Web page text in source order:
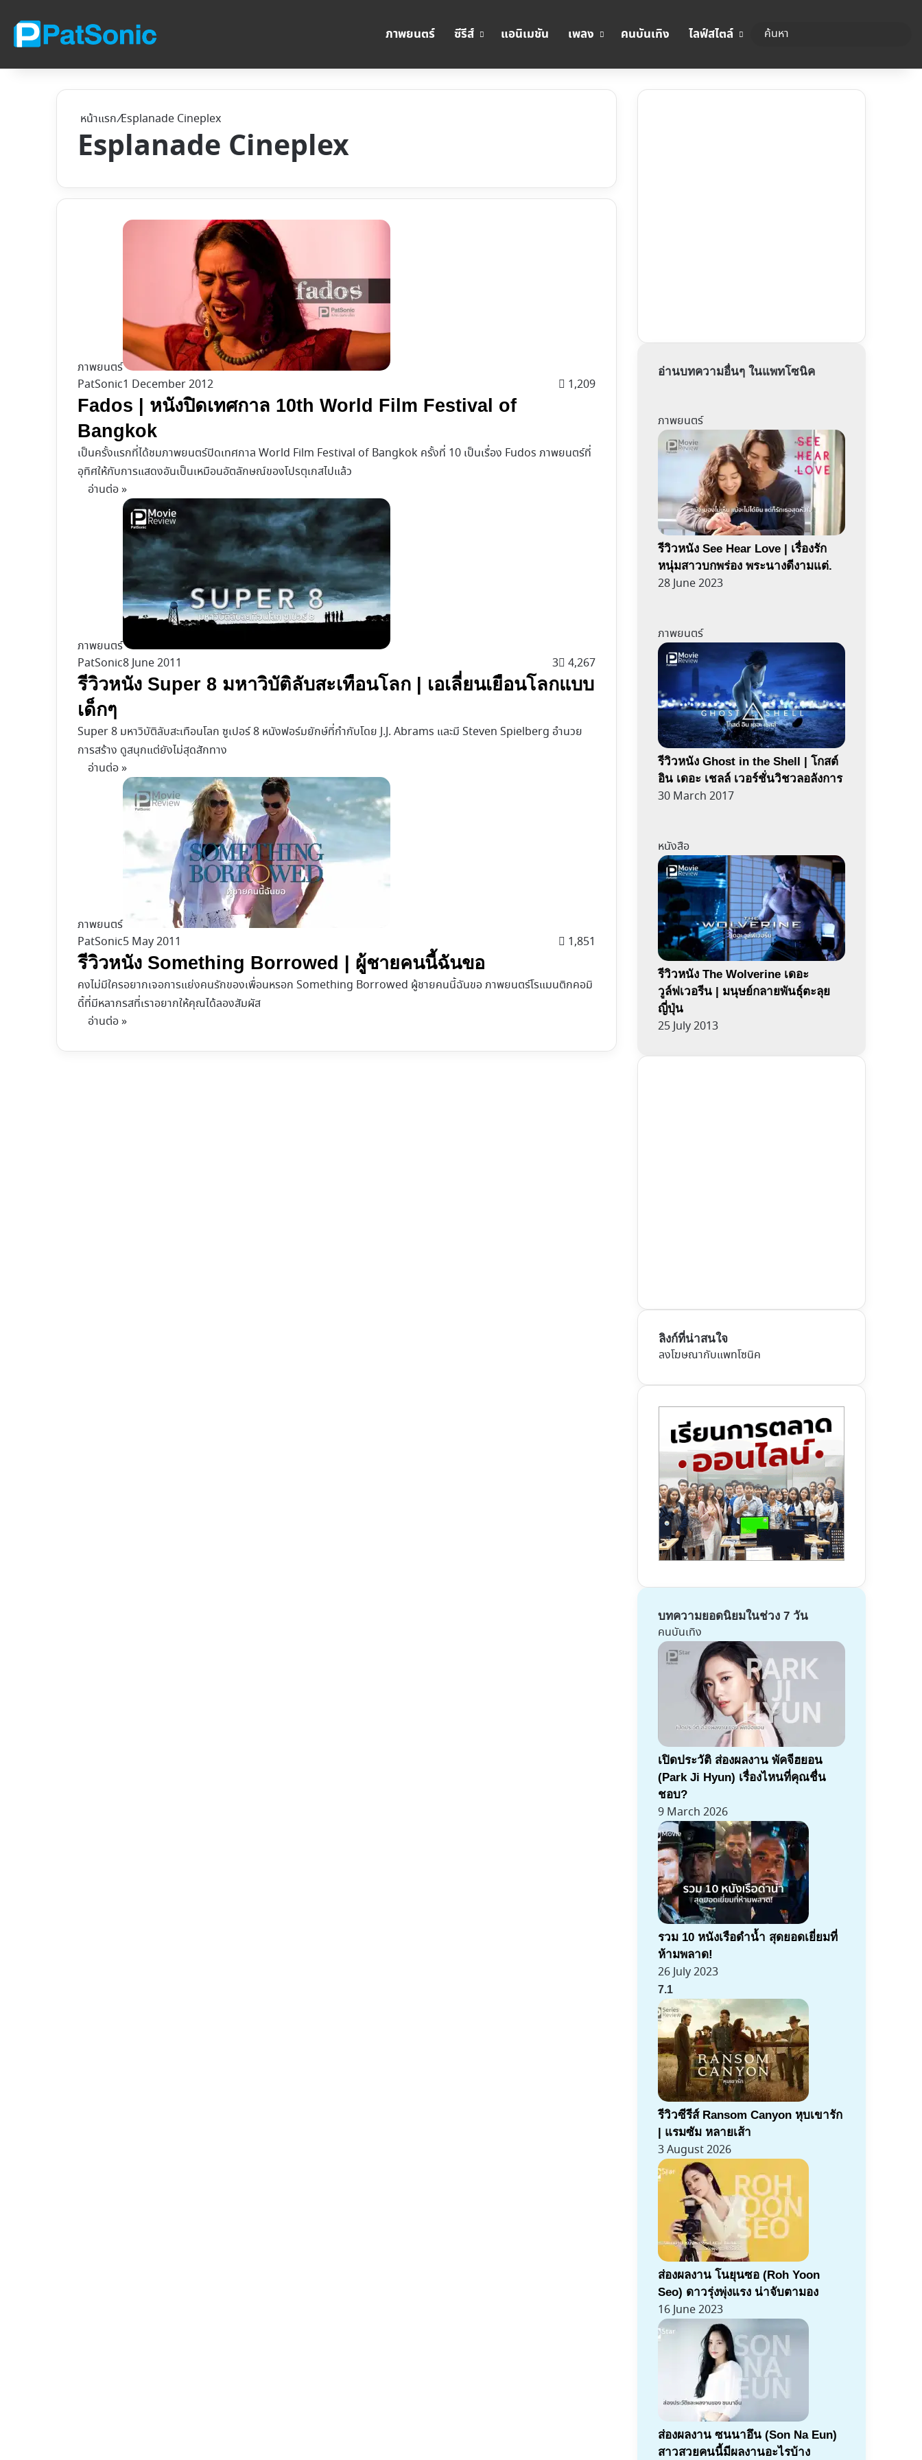
ภาพยนตร์ ซีรีส์ แอนิเมชัน เพลง คนบันเทิง ไลฟ์สไตล์
หน้าแรก/Esplanade Cineplex
Esplanade Cineplex
ภาพยนตร์
PatSonic1 December 2012 1,209
Fados | หนังปิดเทศกาล 10th World Film Festival of
Bangkok
เป็นครั้งแรกที่ได้ชมภาพยนตร์ปิดเทศกาล World Film Festival of Bangkok ครั้งที่ 10 เป็นเรื่อง Fudos ภาพยนตร์ที่
อุทิศให้กับการแสดงอันเป็นเหมือนอัตลักษณ์ของโปรตุเกสไปแล้ว
อ่านต่อ »
ภาพยนตร์
PatSonic8 June 2011 3 4,267
รีวิวหนัง Super 8 มหาวิบัติลับสะเทือนโลก | เอเลี่ยนเยือนโลกแบบ
เด็กๆ
Super 8 มหาวิบัติลับสะเทือนโลก ซูเปอร์ 8 หนังฟอร์มยักษ์ที่กำกับโดย J.J. Abrams และมี Steven Spielberg อำนวย
การสร้าง ดูสนุกแต่ยังไม่สุดสักทาง
อ่านต่อ »
ภาพยนตร์
PatSonic5 May 2011 1,851
รีวิวหนัง Something Borrowed | ผู้ชายคนนี้ฉันขอ
คงไม่มีใครอยากเจอการแย่งคนรักของเพื่อนหรอก Something Borrowed ผู้ชายคนนี้ฉันขอ ภาพยนตร์โรแมนติกคอมิ
ดี้ที่มีหลากรสที่เราอยากให้คุณได้ลองสัมผัส
อ่านต่อ »
อ่านบทความอื่นๆ ในแพทโซนิค
ภาพยนตร์
รีวิวหนัง See Hear Love | เรื่องรัก
หนุ่มสาวบกพร่อง พระนางดีงามแต่.
28 June 2023
ภาพยนตร์
รีวิวหนัง Ghost in the Shell | โกสต์
อิน เดอะ เชลล์ เวอร์ชั่นวิชวลอลังการ
30 March 2017
หนังสือ
รีวิวหนัง The Wolverine เดอะ
วูล์ฟเวอรีน | มนุษย์กลายพันธุ์ตะลุย
ญี่ปุ่น
25 July 2013
ลิงก์ที่น่าสนใจ
ลงโฆษณากับแพทโซนิค
บทความยอดนิยมในช่วง 7 วัน
คนบันเทิง
เปิดประวัติ ส่องผลงาน พัคจีฮยอน
(Park Ji Hyun) เรื่องไหนที่คุณชื่น
ชอบ?
9 March 2026
รวม 10 หนังเรือดำน้ำ สุดยอดเยี่ยมที่
ห้ามพลาด!
26 July 2023
7.1
รีวิวซีรีส์ Ransom Canyon หุบเขารัก
| แรมซัม หลายเส้า
3 August 2026
ส่องผลงาน โนยุนซอ (Roh Yoon
Seo) ดาวรุ่งพุ่งแรง น่าจับตามอง
16 June 2023
ส่องผลงาน ซนนาอึน (Son Na Eun)
สาวสวยคนนี้มีผลงานอะไรบ้าง